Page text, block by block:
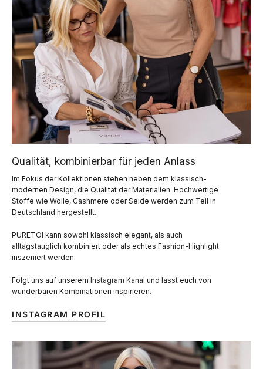
Qualität, kombinierbar für jeden Anlass
Im Fokus der Kollektionen stehen neben dem klassisch-
modernen Design, die Qualität der Materialien. Hochwertige
Stoffe wie Wolle, Cashmere oder Seide werden zum Teil in
Deutschland hergestellt.
PURETOI kann sowohl klassisch elegant, als auch
alltagstauglich kombiniert oder als echtes Fashion-Highlight
inszeniert werden.
Folgt uns auf unserem Instagram Kanal und lasst euch von
wunderbaren Kombinationen inspirieren.
INSTAGRAM PROFIL